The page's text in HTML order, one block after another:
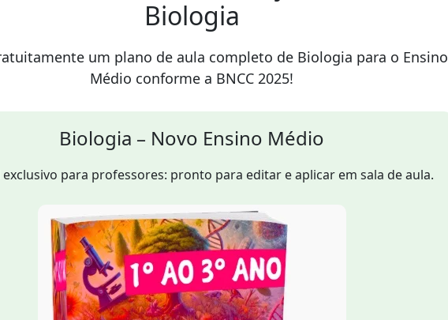
Biologia
um plano de aula completo de Biologia para o Ensino
Médio conforme a BNCC 2025!
Biologia – Novo Ensino Médio
para professores: pronto para editar e aplicar em sala de aula.